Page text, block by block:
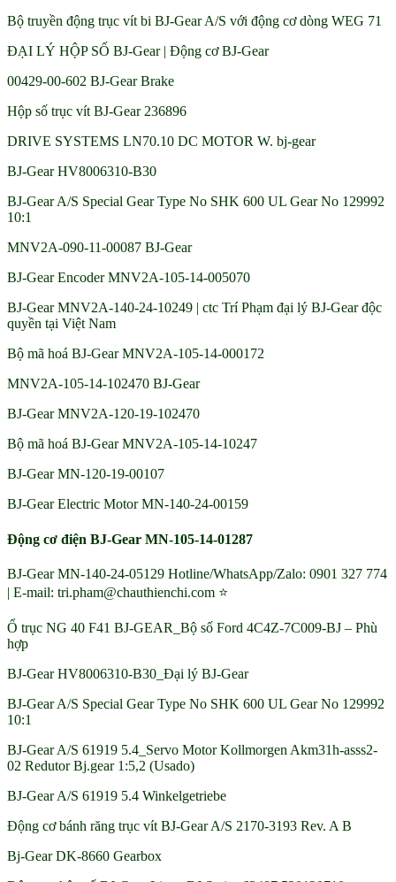
Bộ truyền động trục vít bi BJ-Gear A/S với động cơ dòng WEG 71
ĐẠI LÝ HỘP SỐ BJ-Gear | Động cơ BJ-Gear
00429-00-602 BJ-Gear Brake
Hộp số trục vít BJ-Gear 236896
DRIVE SYSTEMS LN70.10 DC MOTOR W. bj-gear
BJ-Gear HV8006310-B30
BJ-Gear A/S Special Gear Type No SHK 600 UL Gear No 129992
10:1
MNV2A-090-11-00087 BJ-Gear
BJ-Gear Encoder MNV2A-105-14-005070
BJ-Gear MNV2A-140-24-10249 | ctc Trí Phạm đại lý BJ-Gear độc
quyền tại Việt Nam
Bộ mã hoá BJ-Gear MNV2A-105-14-000172
MNV2A-105-14-102470 BJ-Gear
BJ-Gear MNV2A-120-19-102470
Bộ mã hoá BJ-Gear MNV2A-105-14-10247
BJ-Gear MN-120-19-00107
BJ-Gear Electric Motor MN-140-24-00159
Động cơ điện BJ-Gear MN-105-14-01287
BJ-Gear MN-140-24-05129 Hotline/WhatsApp/Zalo: 0901 327 774
| E-mail: tri.pham@chauthienchi.com ⭐
Ổ trục NG 40 F41 BJ-GEAR_Bộ số Ford 4C4Z-7C009-BJ – Phù
hợp
BJ-Gear HV8006310-B30_Đại lý BJ-Gear
BJ-Gear A/S Special Gear Type No SHK 600 UL Gear No 129992
10:1
BJ-Gear A/S 61919 5.4_Servo Motor Kollmorgen Akm31h-asss2-
02 Redutor Bj.gear 1:5,2 (Usado)
BJ-Gear A/S 61919 5.4 Winkelgetriebe
Động cơ bánh răng trục vít BJ-Gear A/S 2170-3193 Rev. A B
Bj-Gear DK-8660 Gearbox